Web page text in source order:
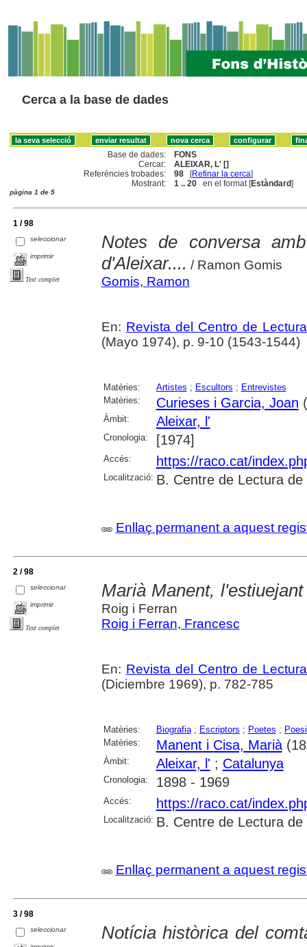
Cerca a la base de dades
Base de dades:
FONS
Cercar:
ALEIXAR, L' []
Referències trobades:
98 [Refinar la cerca]
Mostrant:
1 .. 20 en el format [Estàndard]
pàgina 1 de 5
1 / 98
seleccionar
imprimir
Text complet
Notes de conversa
d'Aleixar.... / Ramon Gomis
Gomis, Ramon
En: Revista del Centro de
(Mayo 1974), p. 9-10 (1543-1544)
Matèries: Artistes ; Escultors ; Entrevistes
Matèries:
Curieses i Garcia, Joan
Àmbit: Aleixar, l'
Cronologia: [1974]
Accés: https://raco.cat/
Localització: B. Centre de Lectura de
Enllaç permanent a aquest
2 / 98
seleccionar
imprimir
Text complet
Marià Manent,
Roig i Ferran
Roig i Ferran, Francesc
En: Revista del Centro de
(Diciembre 1969), p. 782-785
Matèries: Biografia; Escriptors ; Poetes ;
Matèries:
Manent i Cisa, Marià
Àmbit: Aleixar, l' ; Catalunya
Cronologia: 1898 - 1969
Accés: https://raco.cat/
Localització: B. Centre de Lectura de
Enllaç permanent a aquest
3 / 98
seleccionar
Notícia històrica del